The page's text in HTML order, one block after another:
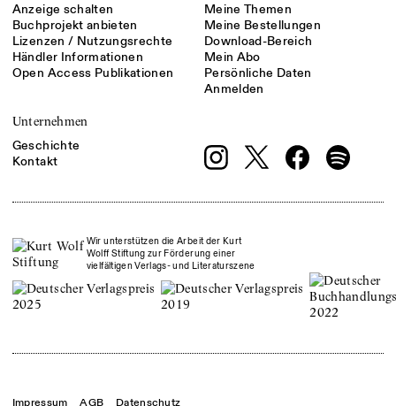
Anzeige schalten
Buchprojekt anbieten
Lizenzen / Nutzungsrechte
Händler Informationen
Open Access Publikationen
Meine Themen
Meine Bestellungen
Download-Bereich
Mein Abo
Persönliche Daten
Anmelden
Unternehmen
Geschichte
Kontakt
Wir unterstützen die Arbeit der Kurt
Wolff Stiftung zur Förderung einer
vielfältigen Verlags- und Literaturszene
Impressum AGB Datenschutz